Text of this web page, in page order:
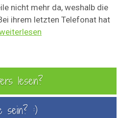
nicht mehr da, weshalb die
ihrem letzten Telefonat hat
lesen?
sein? :)